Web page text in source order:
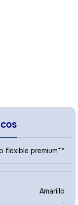
flexible premium**
Amarillo
,